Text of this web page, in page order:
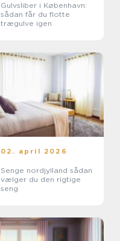
Gulvsliber i København:
sådan får du flotte
trægulve igen
02. april 2026
Senge nordjylland sådan
vælger du den rigtige
seng